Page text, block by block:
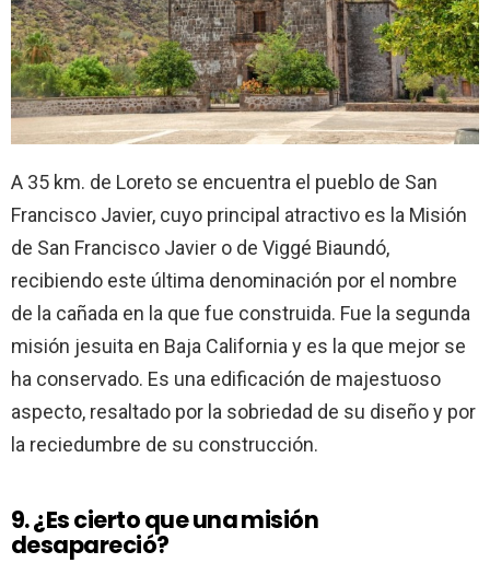
A 35 km. de Loreto se encuentra el pueblo de San
Francisco Javier, cuyo principal atractivo es la Misión
de San Francisco Javier o de Viggé Biaundó,
recibiendo este última denominación por el nombre
de la cañada en la que fue construida. Fue la segunda
misión jesuita en Baja California y es la que mejor se
ha conservado. Es una edificación de majestuoso
aspecto, resaltado por la sobriedad de su diseño y por
la reciedumbre de su construcción.
9. ¿Es cierto que una misión
desapareció?